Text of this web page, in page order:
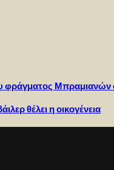
φράγματος Μπραμιανών
θέλει η οικογένεια